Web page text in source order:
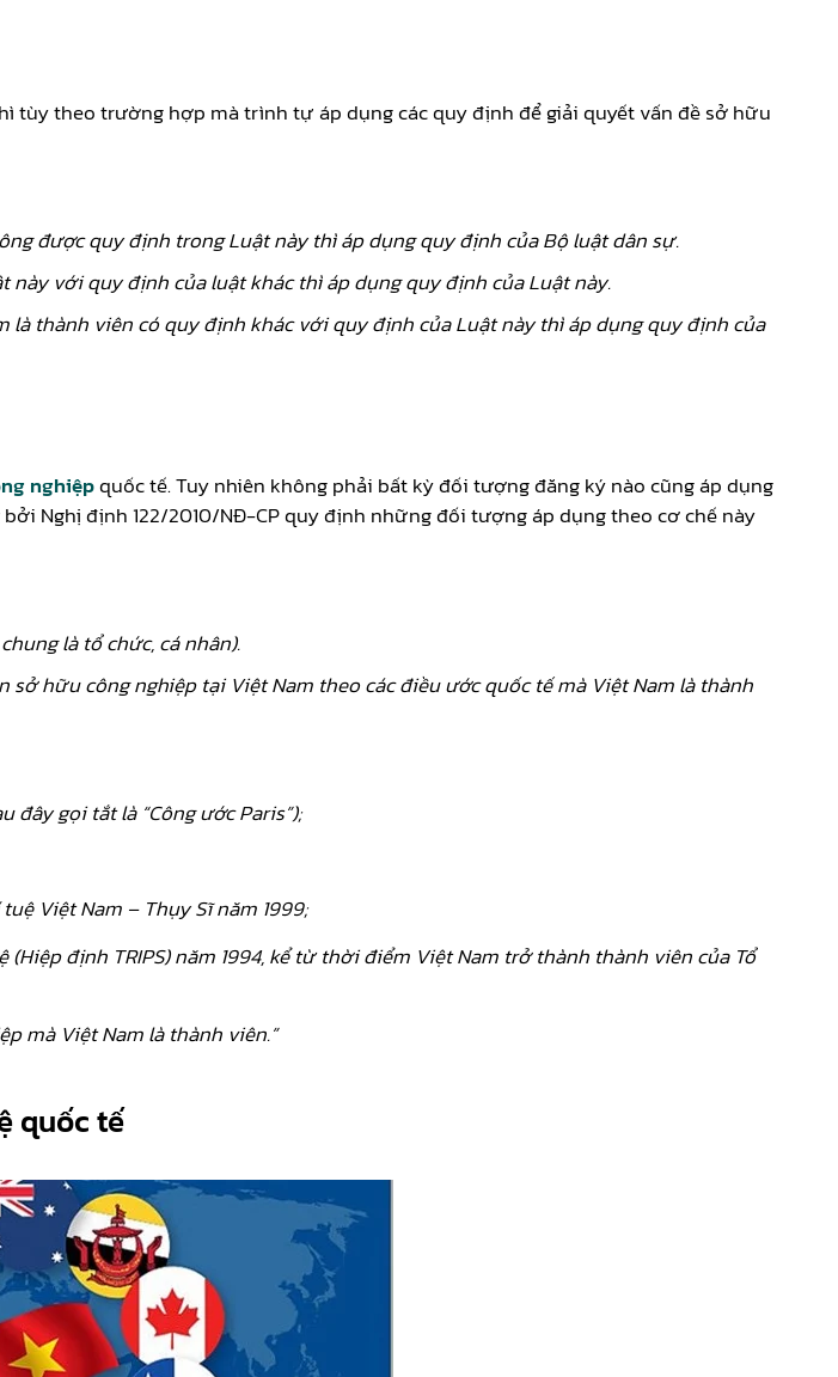
theo trường hợp mà trình tự áp dụng các quy định để giải quyết vấn đề sở hữu
được quy định trong Luật này thì áp dụng quy định của Bộ luật dân sự.
với quy định của luật khác thì áp dụng quy định của Luật này.
thành viên có quy định khác với quy định của Luật này thì áp dụng quy định của
nghiệpquốc tế. Tuy nhiên không phải bất kỳ đối tượng đăng ký nào cũng áp dụng
Nghị định 122/2010/NĐ-CP quy định những đối tượng áp dụng theo cơ chế này
là tổ chức, cá nhân).
hữu công nghiệp tại Việt Nam theo các điều ước quốc tế mà Việt Nam là thành
đây gọi tắt là “Công ước Paris”);
Việt Nam – Thụy Sĩ năm 1999;
định TRIPS) năm 1994, kể từ thời điểm Việt Nam trở thành thành viên của Tổ
mà Việt Nam là thành viên.”
quốc tế